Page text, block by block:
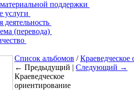
поддержки
услуги
деятельность
(перевода)
Список альбомов /Краеведческое
← Предыдущий | Следующий →
Краеведческое
ориентирование